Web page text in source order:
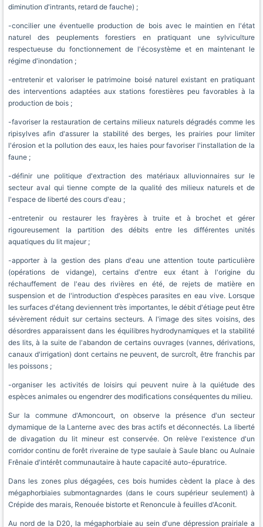
diminution d'intrants, retard de fauche) ;
-concilier une éventuelle production de bois avec le maintien en l'état
naturel des peuplements forestiers en pratiquant une sylviculture
respectueuse du fonctionnement de l'écosystème et en maintenant le
régime d'inondation ;
-entretenir et valoriser le patrimoine boisé naturel existant en pratiquant
des interventions adaptées aux stations forestières peu favorables à la
production de bois ;
-favoriser la restauration de certains milieux naturels dégradés comme les
ripisylves afin d'assurer la stabilité des berges, les prairies pour limiter
l'érosion et la pollution des eaux, les haies pour favoriser l'installation de la
faune ;
-définir une politique d'extraction des matériaux alluvionnaires sur le
secteur aval qui tienne compte de la qualité des milieux naturels et de
l'espace de liberté des cours d'eau ;
-entretenir ou restaurer les frayères à truite et à brochet et gérer
rigoureusement la partition des débits entre les différentes unités
aquatiques du lit majeur ;
-apporter à la gestion des plans d'eau une attention toute particulière
(opérations de vidange), certains d'entre eux étant à l'origine du
réchauffement de l'eau des rivières en été, de rejets de matière en
suspension et de l'introduction d'espèces parasites en eau vive. Lorsque
les surfaces d'étang deviennent très importantes, le débit d'étiage peut être
sévèrement réduit sur certains secteurs. A l'image des sites voisins, des
désordres apparaissent dans les équilibres hydrodynamiques et la stabilité
des lits, à la suite de l'abandon de certains ouvrages (vannes, dérivations,
canaux d'irrigation) dont certains ne peuvent, de surcroît, être franchis par
les poissons ;
-organiser les activités de loisirs qui peuvent nuire à la quiétude des
espèces animales ou engendrer des modifications conséquentes du milieu.
Sur la commune d'Amoncourt, on observe la présence d'un secteur
dymamique de la Lanterne avec des bras actifs et déconnectés. La liberté
de divagation du lit mineur est conservée. On relève l'existence d'un
corridor continu de forêt riveraine de type saulaie à Saule blanc ou Aulnaie
Frênaie d'intérêt communautaire à haute capacité auto-épuratrice.
Dans les zones plus dégagées, ces bois humides cèdent la place à des
mégaphorbiaies submontagnardes (dans le cours supérieur seulement) à
Crépide des marais, Renouée bistorte et Renoncule à feuilles d'Aconit.
Au nord de la D20, la mégaphorbiaie au sein d'une dépression prairiale a